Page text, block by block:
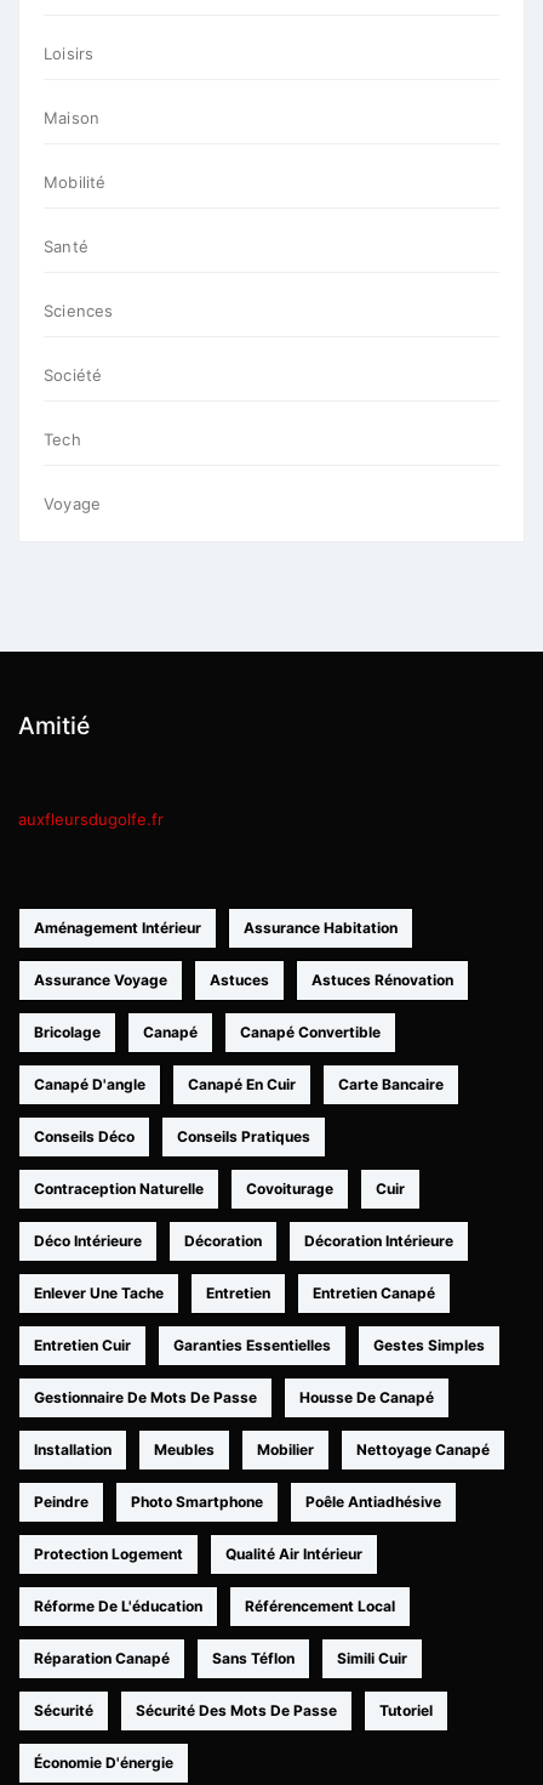
Loisirs
Maison
Mobilité
Santé
Sciences
Société
Tech
Voyage
Amitié
auxfleursdugolfe.fr
Aménagement Intérieur Assurance Habitation
Assurance Voyage Astuces Astuces Rénovation
Bricolage Canapé Canapé Convertible
Canapé D'angle Canapé En Cuir Carte Bancaire
Conseils Déco Conseils Pratiques
Contraception Naturelle Covoiturage Cuir
Déco Intérieure Décoration Décoration Intérieure
Enlever Une Tache Entretien Entretien Canapé
Entretien Cuir Garanties Essentielles Gestes Simples
Gestionnaire De Mots De Passe Housse De Canapé
Installation Meubles Mobilier Nettoyage Canapé
Peindre Photo Smartphone Poêle Antiadhésive
Protection Logement Qualité Air Intérieur
Réforme De L'éducation Référencement Local
Réparation Canapé Sans Téflon Simili Cuir
Sécurité Sécurité Des Mots De Passe Tutoriel
Économie D'énergie